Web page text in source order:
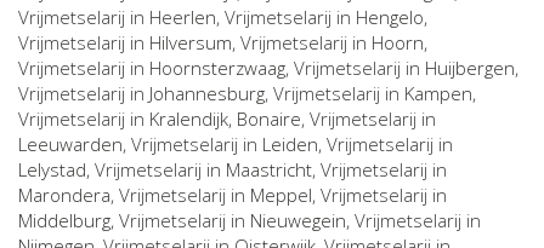
Vrijmetselarij in Heerlen, Vrijmetselarij in Hengelo,
Vrijmetselarij in Hilversum, Vrijmetselarij in Hoorn,
Vrijmetselarij in Hoornsterzwaag, Vrijmetselarij in Huijbergen,
Vrijmetselarij in Johannesburg, Vrijmetselarij in Kampen,
Vrijmetselarij in Kralendijk, Bonaire, Vrijmetselarij in
Leeuwarden, Vrijmetselarij in Leiden, Vrijmetselarij in
Lelystad, Vrijmetselarij in Maastricht, Vrijmetselarij in
Marondera, Vrijmetselarij in Meppel, Vrijmetselarij in
Middelburg, Vrijmetselarij in Nieuwegein, Vrijmetselarij in